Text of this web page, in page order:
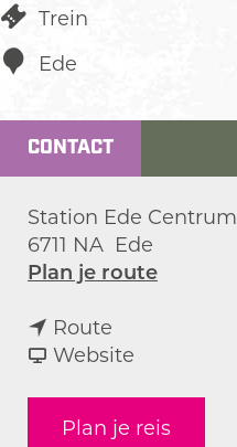
Trein
Ede
CONTACT
Station Ede Centrum
6711 NA Ede
Plan je routen
a
Route
a
S
Website
S
Plan je reis